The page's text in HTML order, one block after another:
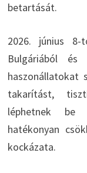
betartását.
2026. június 8-
Bulgáriából és
haszonállatokat
takarítást,
léphetnek be
hatékonyan
kockázata.